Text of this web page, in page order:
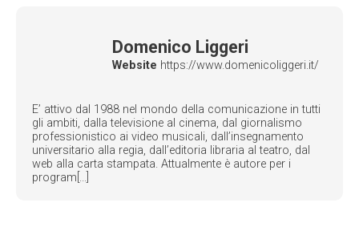
Domenico Liggeri
Website https://www.domenicoliggeri.it/
E’ attivo dal 1988 nel mondo della comunicazione in tutti
gli ambiti, dalla televisione al cinema, dal giornalismo
professionistico ai video musicali, dall’insegnamento
universitario alla regia, dall’editoria libraria al teatro, dal
web alla carta stampata. Attualmente è autore per i
program[...]